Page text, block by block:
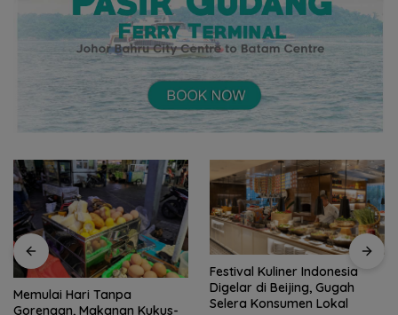
Festival Kuliner Indonesia
Digelar di Beijing, Gugah
Selera Konsumen Lokal
Prodi Manajemen Kuliner
Politeknik Pariwisata Batam